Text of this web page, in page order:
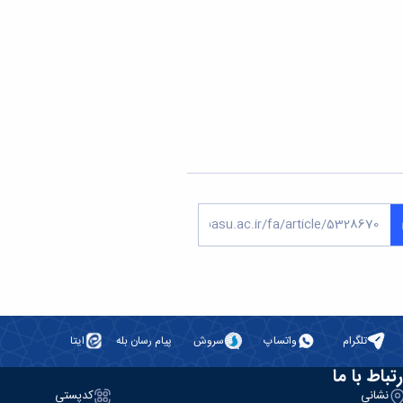
تلگرام واتساپ سروش پیام رسان بله ایتا
با ما
نشانی کدپستی